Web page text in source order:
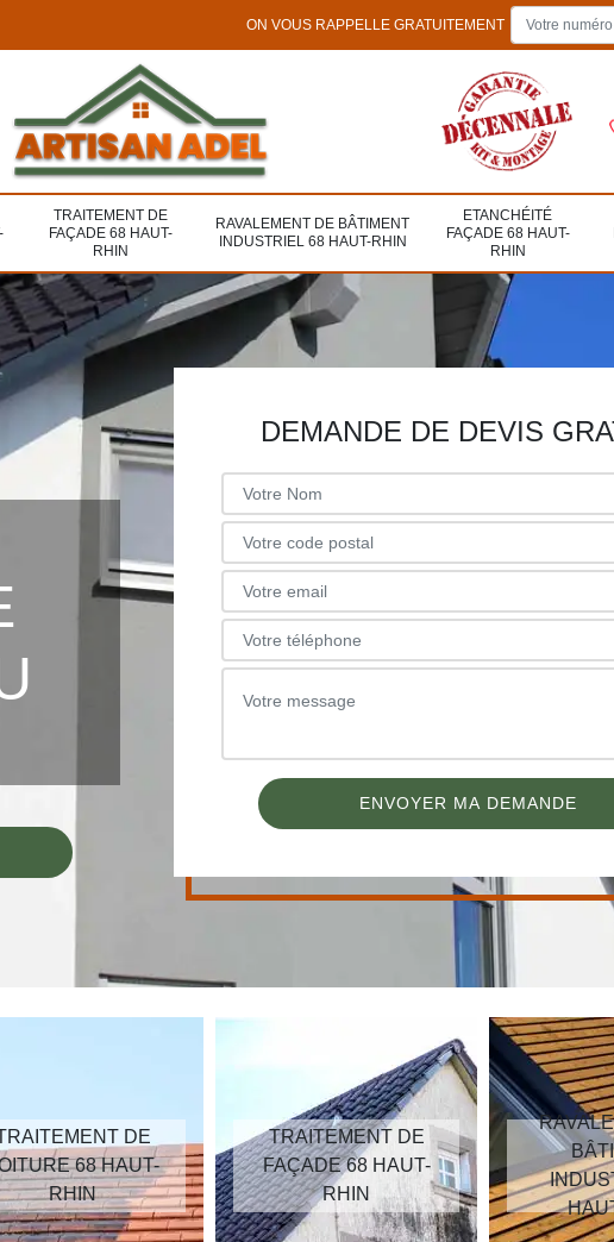
ON VOUS RAPPELLE GRATUITEMENT
TRAITEMENT DE
FAÇADE 68 HAUT-
RHIN
RAVALEMENT DE BÂTIMENT
INDUSTRIEL 68 HAUT-RHIN
ETANCHÉITÉ
FAÇADE 68 HAUT-
RHIN
DEMANDE DE DEVIS
DE
68 HAUT-
RHIN
TRAITEMENT DE
FAÇADE 68 HAUT-
RHIN